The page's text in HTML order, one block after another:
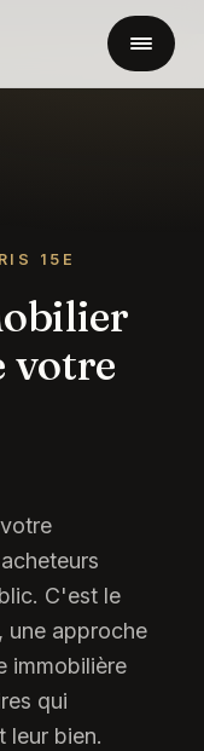
15E
votre
C'est le
une approche
immobilière
qui
leur bien.